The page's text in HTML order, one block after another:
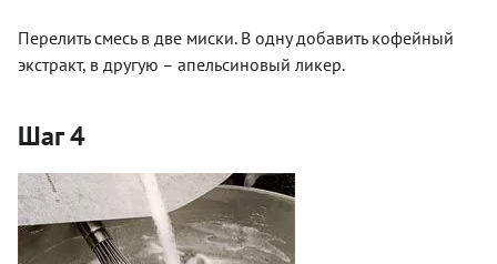
Перелить смесь в две миски. В одну добавить кофейный
экстракт, в другую – апельсиновый ликер.
Шаг 4